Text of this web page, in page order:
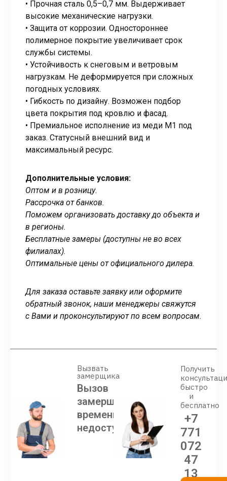
• Прочная сталь 0,5–0,7 мм. Выдерживает
высокие механические нагрузки.
• Защита от коррозии. Одностороннее
полимерное покрытие увеличивает срок
службы системы.
• Устойчивость к снеговым и ветровым
нагрузкам. Не деформируется при сложных
погодных условиях.
• Гибкость по дизайну. Возможен подбор
цвета покрытия под кровлю и фасад.
• Премиальное исполнение из меди М1 под
заказ. Статусный внешний вид и
максимальный ресурс.
Дополнительные условия:
Оптом и в розницу.
Рассрочка от банков.
Поможем организовать доставку до объекта и
в регионы.
Бесплатные замеры (доступны не во всех
филиалах).
Оптимальные цены от официального дилера.
Для заказа оставьте заявку или оформите
обратный звонок, наши менеджеры свяжутся
с Вами и проконсультируют по всем вопросам.
Вызвать
замерщика
Вызов
замерщика
временно
недоступен
Получить
быстро
и
бесплатно
+7
771
072
47
13